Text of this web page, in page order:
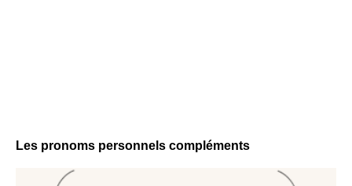
Les pronoms personnels compléments